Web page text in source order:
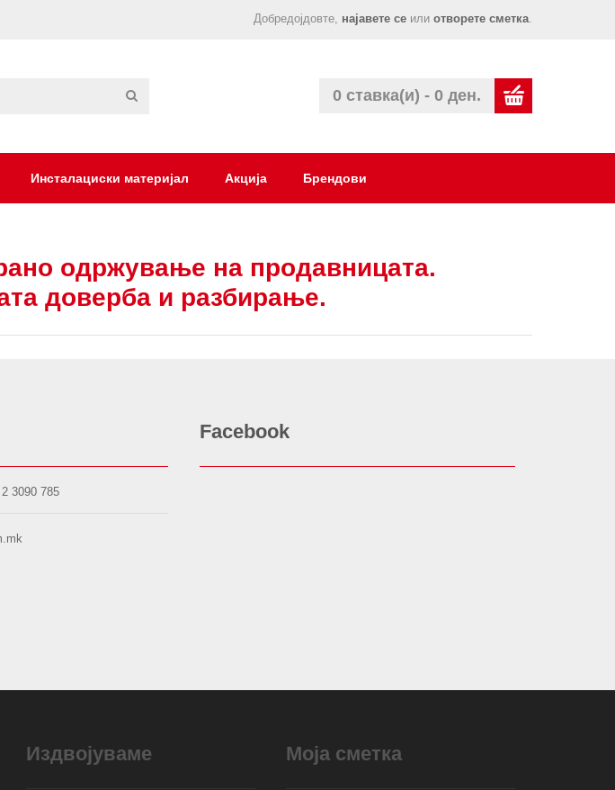
Добредојдовте, најавете се или отворете сметка.
0 ставка(и) - 0 ден.
Инсталациски материјал Акција Брендови
одржување на продавницата.
доверба и разбирање.
3090 785
Facebook
Издвојуваме Моја сметка